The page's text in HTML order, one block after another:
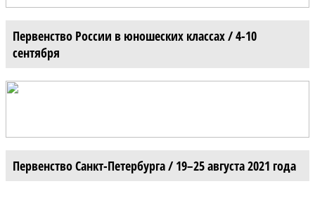
Первенство России в юношеских классах / 4-10
сентября
Первенство Санкт-Петербурга / 19–25 августа 2021 года